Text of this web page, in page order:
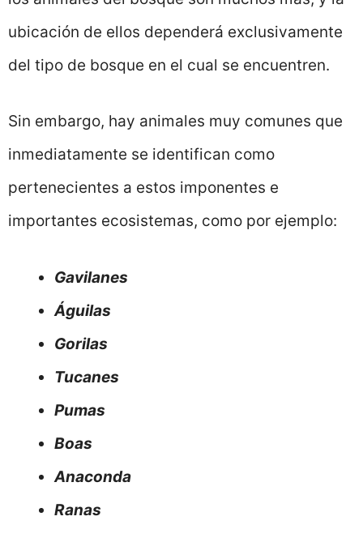
ubicación de ellos dependerá exclusivamente
del tipo de bosque en el cual se encuentren.
Sin embargo, hay animales muy comunes que
inmediatamente se identifican como
pertenecientes a estos imponentes e
importantes ecosistemas, como por ejemplo:
Gavilanes
Águilas
Gorilas
Tucanes
Pumas
Boas
Anaconda
Ranas